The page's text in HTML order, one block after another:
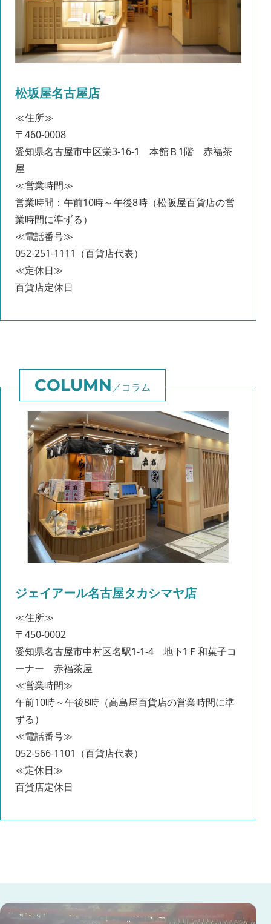
松坂屋名古屋店
≪住所≫
〒460-0008
愛知県名古屋市中区栄3-16-1 本館Ｂ1階 赤福茶
屋
≪営業時間≫
営業時間：午前10時～午後8時（松阪屋百貨店の営
業時間に準ずる）
≪電話番号≫
052-251-1111（百貨店代表）
≪定休日≫
百貨店定休日
コラム
ジェイアール名古屋タカシマヤ店
≪住所≫
〒450-0002
愛知県名古屋市中村区名駅1-1-4 地下1Ｆ和菓子コ
ーナー 赤福茶屋
≪営業時間≫
午前10時～午後8時（高島屋百貨店の営業時間に準
ずる）
≪電話番号≫
052-566-1101（百貨店代表）
≪定休日≫
百貨店定休日